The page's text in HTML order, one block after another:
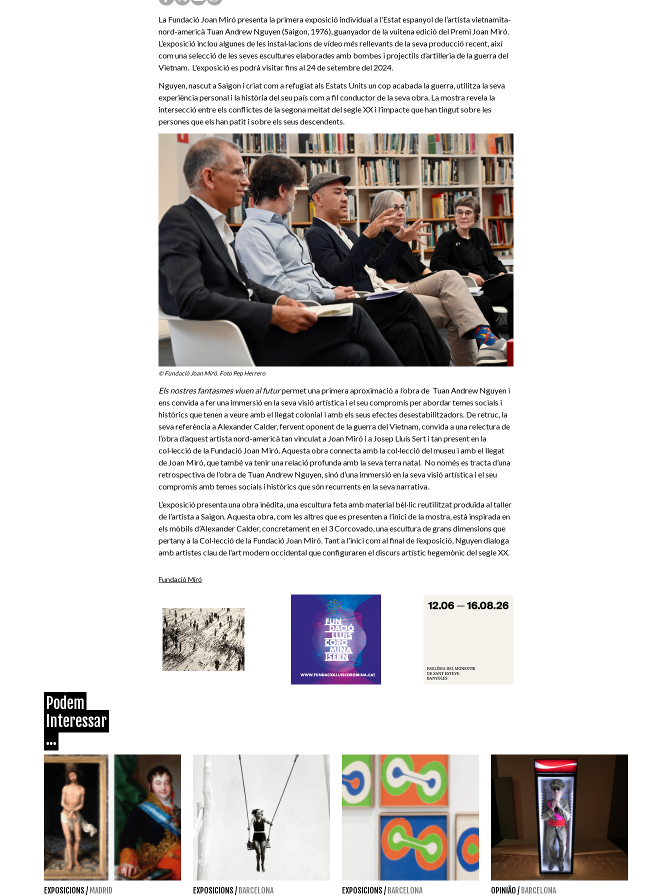
La Fundació Joan Miró presenta la primera exposició individual a l’Estat espanyol de l’artista vietnamita-
nord-americà Tuan Andrew Nguyen (Saigon, 1976), guanyador de la vuitena edició del Premi Joan Miró.
L’exposició inclou algunes de les instal·lacions de vídeo més rellevants de la seva producció recent, així
com una selecció de les seves escultures elaborades amb bombes i projectils d’artilleria de la guerra del
Vietnam. L'exposició es podrà visitar fins al 24 de setembre del 2024.
Nguyen, nascut a Saigon i criat com a refugiat als Estats Units un cop acabada la guerra, utilitza la seva
experiència personal i la història del seu país com a fil conductor de la seva obra. La mostra revela la
intersecció entre els conflictes de la segona meitat del segle XX i l’impacte que han tingut sobre les
persones que els han patit i sobre els seus descendents.
© Fundació Joan Miró. Foto Pep Herrero
Els nostres fantasmes viuen al futurpermet una primera aproximació a l’obra de Tuan Andrew Nguyen i
ens convida a fer una immersió en la seva visió artística i el seu compromís per abordar temes socials i
històrics que tenen a veure amb el llegat colonial i amb els seus efectes desestabilitzadors. De retruc, la
seva referència a Alexander Calder, fervent oponent de la guerra del Vietnam, convida a una relectura de
l’obra d’aquest artista nord-americà tan vinculat a Joan Miró i a Josep Lluís Sert i tan present en la
col·lecció de la Fundació Joan Miró. Aquesta obra connecta amb la col·lecció del museu i amb el llegat
de Joan Miró, que també va tenir una relació profunda amb la seva terra natal. No només es tracta d’una
retrospectiva de l’obra de Tuan Andrew Nguyen, sinó d’una immersió en la seva visió artística i el seu
compromís amb temes socials i històrics que són recurrents en la seva narrativa.
L’exposició presenta una obra inèdita, una escultura feta amb material bèl·lic reutilitzat produïda al taller
de l’artista a Saigon. Aquesta obra, com les altres que es presenten a l’inici de la mostra, està inspirada en
els mòbils d’Alexander Calder, concretament en el 3 Corcovado, una escultura de grans dimensions que
pertany a la Col·lecció de la Fundació Joan Miró. Tant a l’inici com al final de l’exposició, Nguyen dialoga
amb artistes clau de l’art modern occidental que configuraren el discurs artístic hegemònic del segle XX.
Fundació Miró
Podem
Interessar
...
EXPOSICIONS / MADRID EXPOSICIONS / BARCELONA EXPOSICIONS / BARCELONA OPINIÃO / BARCELONA